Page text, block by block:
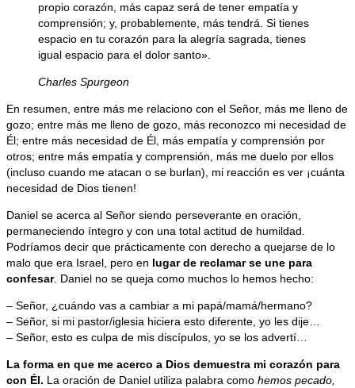
propio corazón, más capaz será de tener empatía y
comprensión; y, probablemente, más tendrá. Si tienes
espacio en tu corazón para la alegría sagrada, tienes
igual espacio para el dolor santo».
Charles Spurgeon
En resumen, entre más me relaciono con el Señor, más me lleno de
gozo; entre más me lleno de gozo, más reconozco mi necesidad de
Él; entre más necesidad de Él, más empatía y comprensión por
otros; entre más empatía y comprensión, más me duelo por ellos
(incluso cuando me atacan o se burlan), mi reacción es ver ¡cuánta
necesidad de Dios tienen!
Daniel se acerca al Señor siendo perseverante en oración,
permaneciendo íntegro y con una total actitud de humildad.
Podríamos decir que prácticamente con derecho a quejarse de lo
malo que era Israel, pero en lugar de reclamar se une para
confesar. Daniel no se queja como muchos lo hemos hecho:
– Señor, ¿cuándo vas a cambiar a mi papá/mamá/hermano?
– Señor, si mi pastor/iglesia hiciera esto diferente, yo les dije…
– Señor, esto es culpa de mis discípulos, yo se los advertí…
La forma en que me acerco a Dios demuestra mi corazón para
con Él. La oración de Daniel utiliza palabra como hemos pecado,